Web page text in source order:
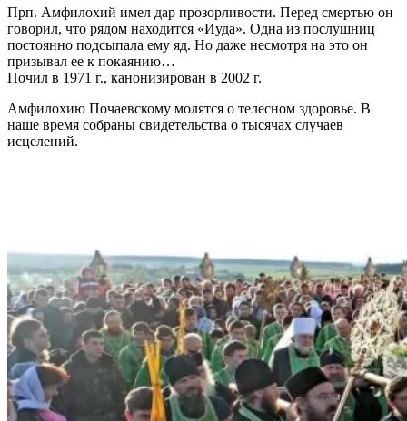
Прп. Амфилохий имел дар прозорливости. Перед смертью он
говорил, что рядом находится «Иуда». Одна из послушниц
постоянно подсыпала ему яд. Но даже несмотря на это он
призывал ее к покаянию…
Почил в 1971 г., канонизирован в 2002 г.
Амфилохию Почаевскому молятся о телесном здоровье. В
наше время собраны свидетельства о тысячах случаев
исцелений.